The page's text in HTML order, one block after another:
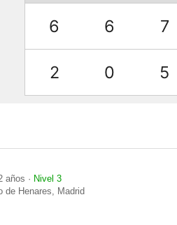
6 6 7
2 0 5
años · Nivel 3
de Henares, Madrid